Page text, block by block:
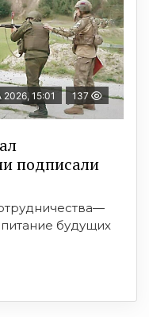
15:01 137
подписали
будущих